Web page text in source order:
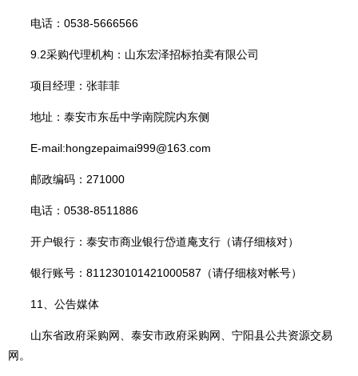
电话：0538-5666566
9.2采购代理机构：山东宏泽招标拍卖有限公司
项目经理：张菲菲
地址：泰安市东岳中学南院院内东侧
E-mail:hongzepaimai999@163.com
邮政编码：271000
电话：0538-8511886
开户银行：泰安市商业银行岱道庵支行（请仔细核对）
银行账号：811230101421000587（请仔细核对帐号）
11、公告媒体
山东省政府采购网、泰安市政府采购网、宁阳县公共资源交易
网。